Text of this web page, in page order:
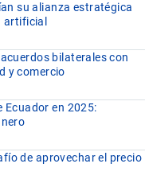
su alianza estratégica
artificial
bilaterales con
y comercio
Ecuador en 2025:
de aprovechar el precio